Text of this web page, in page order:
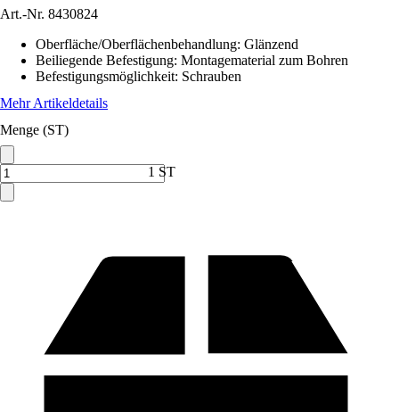
Art.-Nr. 8430824
Oberfläche/Oberflächenbehandlung: Glänzend
Beiliegende Befestigung: Montagematerial zum Bohren
Befestigungsmöglichkeit: Schrauben
Mehr Artikeldetails
Menge (ST)
1 ST